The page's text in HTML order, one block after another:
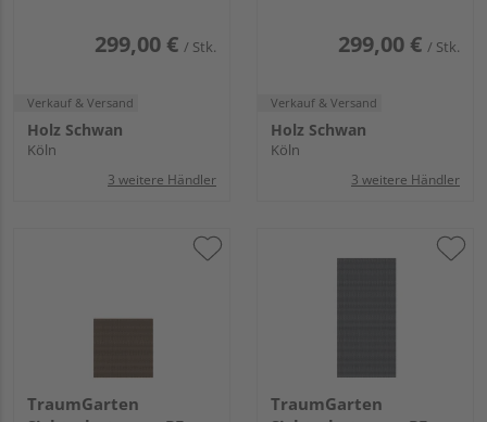
299,00 € / Stk.
Verkauf & Versand
Holz Schwan
Köln
3 weitere Händler
299,00 € / Stk.
Verkauf & Versand
Holz Schwan
Köln
3 weitere Händler
TraumGarten
TraumGarten